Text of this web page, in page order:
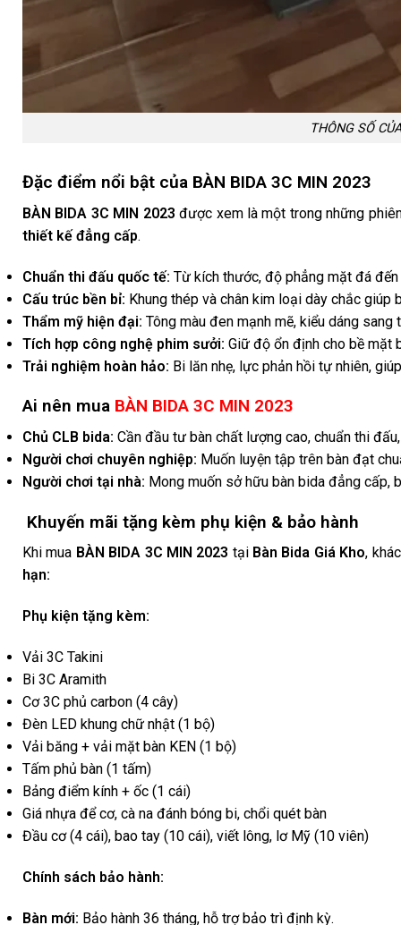
THÔNG SỐ
Đặc điểm nổi bật của BÀN BIDA 3C MIN 2023
BÀN BIDA 3C MIN 2023 được xem là một trong những
thiết kế đẳng cấp.
Chuẩn thi đấu quốc tế: Từ kích thước, độ phẳng mặt đá
Cấu trúc bền bỉ: Khung thép và chân kim loại dày chắc
Thẩm mỹ hiện đại: Tông màu đen mạnh mẽ, kiểu dáng
Tích hợp công nghệ phim sưởi: Giữ độ ổn định cho bề mặt
Trải nghiệm hoàn hảo: Bi lăn nhẹ, lực phản hồi tự nhiên,
Ai nên mua BÀN BIDA 3C MIN 2023
Chủ CLB bida: Cần đầu tư bàn chất lượng cao, chuẩn thi
Người chơi chuyên nghiệp: Muốn luyện tập trên bàn đạt
Người chơi tại nhà: Mong muốn sở hữu bàn bida đẳng cấp,
Khuyến mãi tặng kèm phụ kiện & bảo hành
Khi mua BÀN BIDA 3C MIN 2023 tại Bàn Bida Giá Kho,
hạn:
Phụ kiện tặng kèm:
Vải 3C Takini
Bi 3C Aramith
Cơ 3C phủ carbon (4 cây)
Đèn LED khung chữ nhật (1 bộ)
Vải băng + vải mặt bàn KEN (1 bộ)
Tấm phủ bàn (1 tấm)
Bảng điểm kính + ốc (1 cái)
Giá nhựa để cơ, cà na đánh bóng bi, chổi quét bàn
Đầu cơ (4 cái), bao tay (10 cái), viết lông, lơ Mỹ (10 viên)
Chính sách bảo hành:
Bàn mới: Bảo hành 36 tháng, hỗ trợ bảo trì định kỳ.